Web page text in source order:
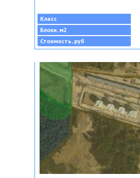
Класс
Блоки, м2
Стоимость, руб